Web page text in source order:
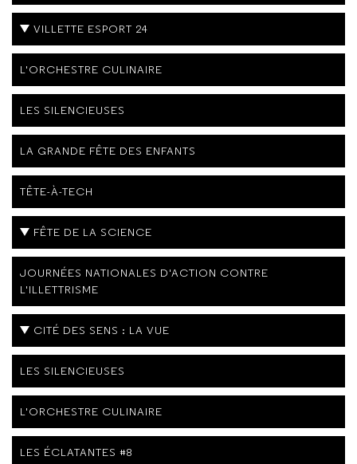
VILLETTE ESPORT 24
L'ORCHESTRE CULINAIRE
LES SILENCIEUSES
LA GRANDE FÊTE DES ENFANTS
TÊTE-À-TECH
FÊTE DE LA SCIENCE
JOURNÉES NATIONALES D'ACTION CONTRE
L'ILLETTRISME
CITÉ DES SENS : LA VUE
LES SILENCIEUSES
L'ORCHESTRE CULINAIRE
LES ÉCLATANTES #8